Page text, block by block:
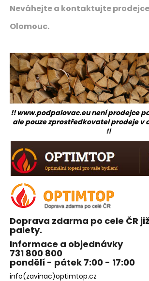
Neváhejte a kontaktujte
Olomouc.
!! www.podpalovac.eu není prodejce
ale pouze zprostředkovatel prodeje v
!!
Doprava zdarma po cele ČR
palety.
Informace a objednávky
731 800 800
pondělí - pátek 7:00 - 17:00
info(zavinac)optimtop.cz
a
j
t
?
HLEDAT